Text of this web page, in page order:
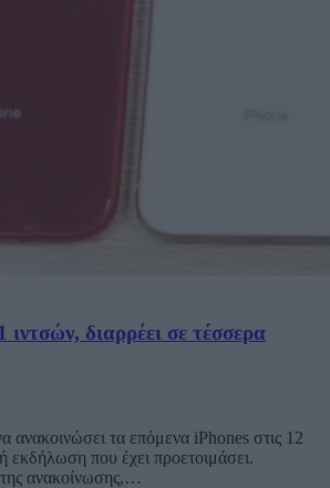
διαρρέει σε τέσσερα
ανακοινώσει τα επόμενα iPhones στις 12
εκδήλωση που έχει προετοιμάσει.
ανακοίνωσης,…